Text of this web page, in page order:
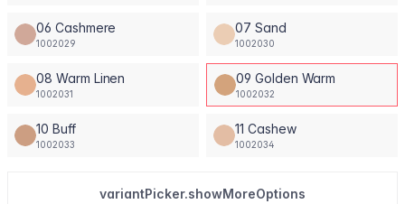
06 Cashmere
1002029
07 Sand
1002030
08 Warm Linen
1002031
09 Golden Warm
1002032
10 Buff
1002033
11 Cashew
1002034
variantPicker.showMoreOptions